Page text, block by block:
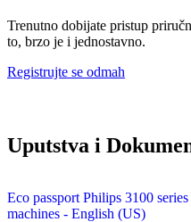
Trenutno dobijate pristup
to, brzo je i jednostavno.
Registrujte se odmah
Uputstva i
Eco passport Philips 3100
machines - English (US)